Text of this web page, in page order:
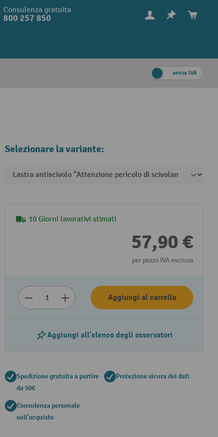
Consulenza gratuita
800 257 850
senza IVA
Selezionare la variante:
10 Giorni lavorativi stimati
57,90 €
per pezzo IVA esclusa
Aggiungi al carrello
Aggiungi all'elenco degli osservatori
Spedizione gratuita a partire
da 50€
Protezione sicura dei dati
Consulenza personale
sull'acquisto